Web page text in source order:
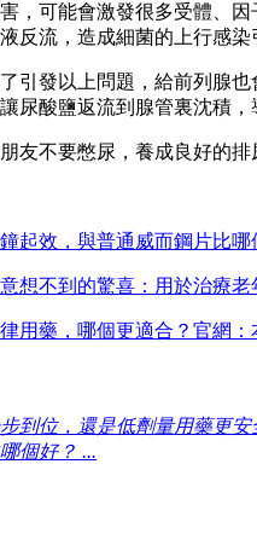
，可能會激發很多受體、
反流，造成細菌的上行感
引發以上問題，給前列腺
尿酸鹽返流到腺管裏沈積，
友不要憋尿，養成良好的
起效，與普通威而鋼片比哪
想不到的驚喜：用於治療老
用藥，哪個更適合？官網：
到位，還是低劑量用藥更安
個好？ ...